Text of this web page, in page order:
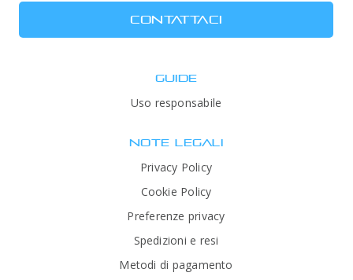
CONTATTACI
GUIDE
Uso responsabile
NOTE LEGALI
Privacy Policy
Cookie Policy
Preferenze privacy
Spedizioni e resi
Metodi di pagamento